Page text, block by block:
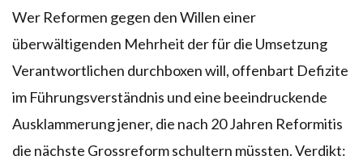
Wer Reformen gegen den Willen einer
überwältigenden Mehrheit der für die Umsetzung
Verantwortlichen durchboxen will, offenbart Defizite
im Führungsverständnis und eine beeindruckende
Ausklammerung jener, die nach 20 Jahren Reformitis
die nächste Grossreform schultern müssten. Verdikt: